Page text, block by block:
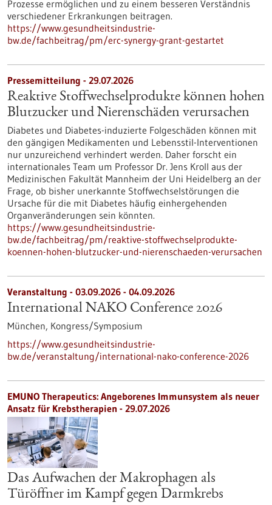
Prozesse ermöglichen und zu einem besseren Verständnis
verschiedener Erkrankungen beitragen.
https://www.gesundheitsindustrie-
bw.de/fachbeitrag/pm/erc-synergy-grant-gestartet
Pressemitteilung - 29.07.2026
Reaktive Stoffwechselprodukte können hohen
Blutzucker und Nierenschäden verursachen
Diabetes und Diabetes-induzierte Folgeschäden können mit
den gängigen Medikamenten und Lebensstil-Interventionen
nur unzureichend verhindert werden. Daher forscht ein
internationales Team um Professor Dr. Jens Kroll aus der
Medizinischen Fakultät Mannheim der Uni Heidelberg an der
Frage, ob bisher unerkannte Stoffwechselstörungen die
Ursache für die mit Diabetes häufig einhergehenden
Organveränderungen sein könnten.
https://www.gesundheitsindustrie-
bw.de/fachbeitrag/pm/reaktive-stoffwechselprodukte-
koennen-hohen-blutzucker-und-nierenschaeden-verursachen
Veranstaltung - 03.09.2026 - 04.09.2026
International NAKO Conference 2026
München, Kongress/Symposium
https://www.gesundheitsindustrie-
bw.de/veranstaltung/international-nako-conference-2026
EMUNO Therapeutics: Angeborenes Immunsystem als neuer
Ansatz für Krebstherapien - 29.07.2026
Das Aufwachen der Makrophagen als
Türöffner im Kampf gegen Darmkrebs